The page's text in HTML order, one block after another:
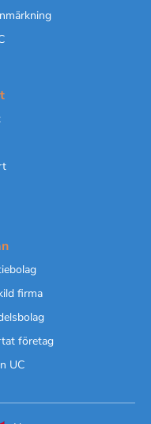
firma
företag
UC